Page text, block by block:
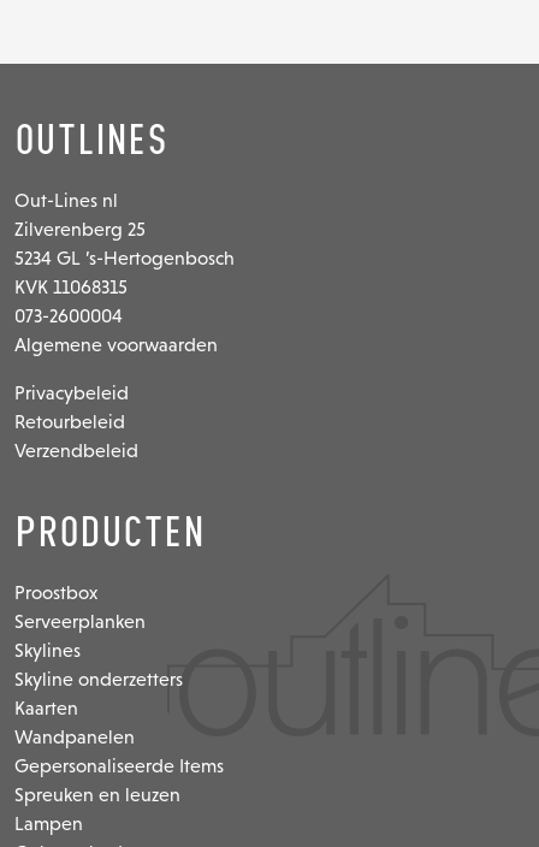
Outlines
Out-Lines nl
Zilverenberg 25
5234 GL ’s-Hertogenbosch
KVK 11068315
073-2600004
Algemene voorwaarden
Privacybeleid
Retourbeleid
Verzendbeleid
Producten
Proostbox
Serveerplanken
Skylines
Skyline onderzetters
Kaarten
Wandpanelen
Gepersonaliseerde Items
Spreuken en leuzen
Lampen